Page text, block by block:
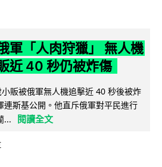
軍「人肉狩獵」 無人機
近 40 秒仍被炸傷
販被俄軍無人機追擊近 40 秒後被炸
連斯基公開。他直斥俄軍對平民進行
...
閱讀全文